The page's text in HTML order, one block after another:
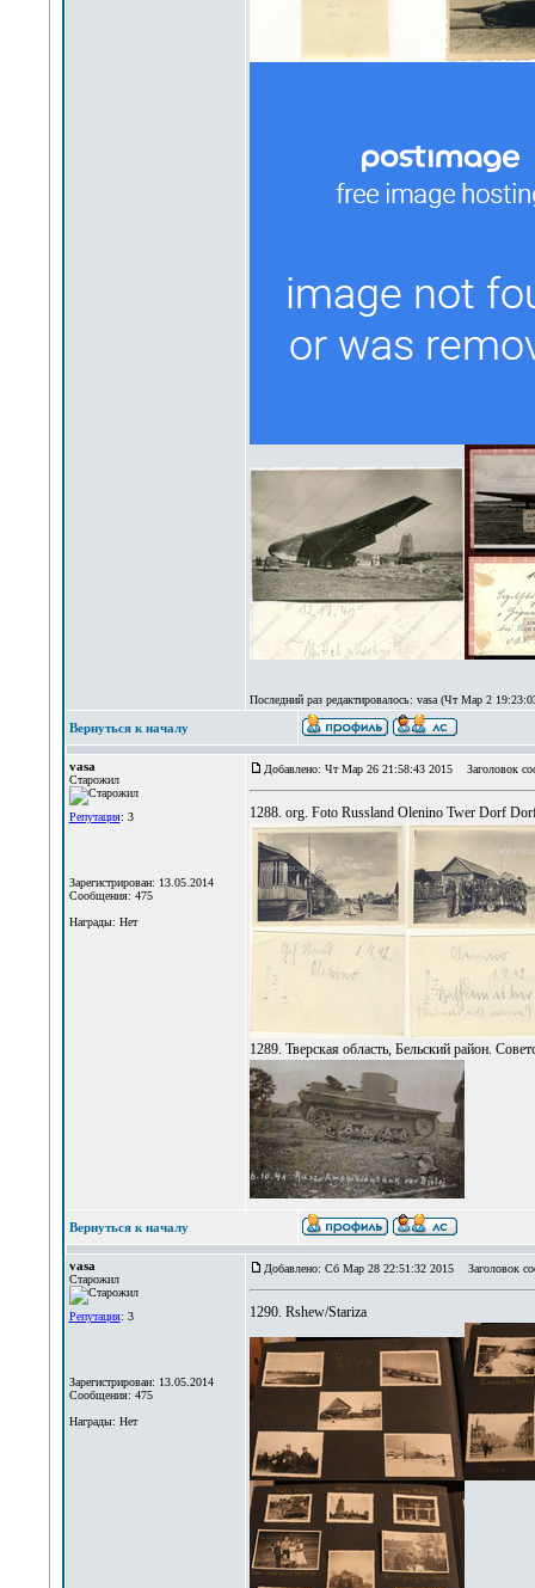
Последний раз редактировалось: vasa (Чт Мар 2
Вернуться к началу
vasa
Старожил
Репутация: 3
Зарегистрирован: 13.05.2014
Сообщения: 475
Награды: Нет
Добавлено: Чт Мар 26 21:58:43 2015 Заголовок
1288. org. Foto Russland Olenino Twer Dorf
1289. Тверская область, Бельский район.
Вернуться к началу
vasa
Старожил
Репутация: 3
Зарегистрирован: 13.05.2014
Сообщения: 475
Награды: Нет
Добавлено: Сб Мар 28 22:51:32 2015 Заголовок
1290. Rshew/Stariza